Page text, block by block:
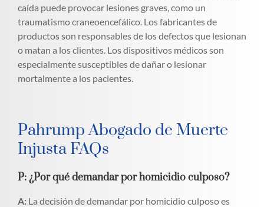
caída puede provocar lesiones graves, como un
traumatismo craneoencefálico. Los fabricantes de
productos son responsables de los defectos que lesionan
o matan a los clientes. Los dispositivos médicos son
especialmente susceptibles de dañar o lesionar
mortalmente a los pacientes.
Pahrump Abogado de Muerte
Injusta FAQs
P: ¿Por qué demandar por homicidio culposo?
A: La decisión de demandar por homicidio culposo es